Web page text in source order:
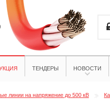
ТЕНДЕРЫ НОВОСТИ
линии на напряжение до 500 кВ